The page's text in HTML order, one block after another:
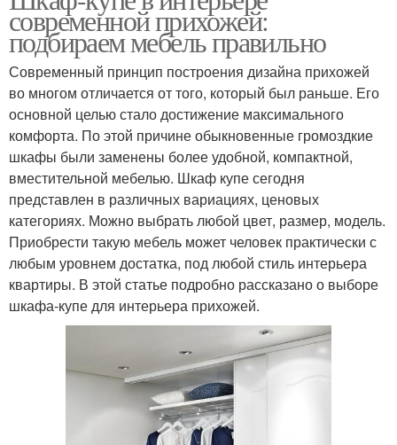
современной прихожей:
подбираем мебель правильно
Современный принцип построения дизайна прихожей
во многом отличается от того, который был раньше. Его
основной целью стало достижение максимального
комфорта. По этой причине обыкновенные громоздкие
шкафы были заменены более удобной, компактной,
вместительной мебелью. Шкаф купе сегодня
представлен в различных вариациях, ценовых
категориях. Можно выбрать любой цвет, размер, модель.
Приобрести такую мебель может человек практически с
любым уровнем достатка, под любой стиль интерьера
квартиры. В этой статье подробно рассказано о выборе
шкафа-купе для интерьера прихожей.